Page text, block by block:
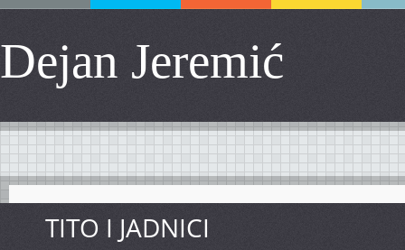
Dejan Jeremić
TITO I JADNICI